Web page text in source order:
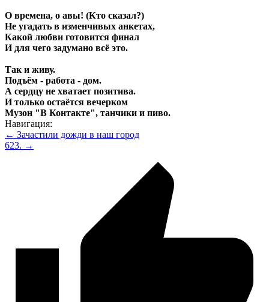
О времена, о авы! (Кто сказал?)
Не угадать в изменчивых анкетах,
Какой любви готовится финал
И для чего задумано всё это.
Так и живу.
Подъём - работа - дом.
А сердцу не хватает позитива.
И только остаётся вечерком
Музон "В Контакте", танчики и пиво.
Навигация:
← Зачастили дожди в наш город
623. →